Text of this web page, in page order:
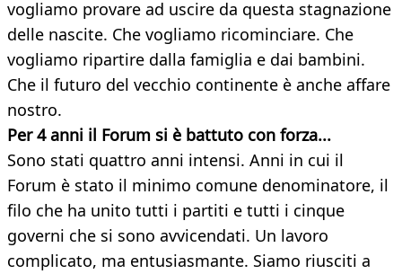
vogliamo provare ad uscire da questa stagnazione
delle nascite. Che vogliamo ricominciare. Che
vogliamo ripartire dalla famiglia e dai bambini.
Che il futuro del vecchio continente è anche affare
nostro.
Per 4 anni il Forum si è battuto con forza...
Sono stati quattro anni intensi. Anni in cui il
Forum è stato il minimo comune denominatore, il
filo che ha unito tutti i partiti e tutti i cinque
governi che si sono avvicendati. Un lavoro
complicato, ma entusiasmante. Siamo riusciti a